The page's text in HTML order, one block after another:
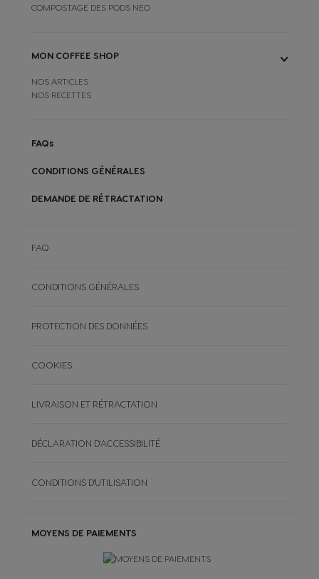
COMPOSTAGE DES PODS NEO
MON COFFEE SHOP
NOS ARTICLES
NOS RECETTES
FAQs
CONDITIONS GÉNÉRALES
DEMANDE DE RÉTRACTATION
MOYENS DE PAIEMENTS
FAQ
CONDITIONS GÉNÉRALES
PROTECTION DES DONNÉES
COOKIES
LIVRAISON ET RÉTRACTATION
DÉCLARATION D'ACCESSIBILITÉ
CONDITIONS D'UTILISATION